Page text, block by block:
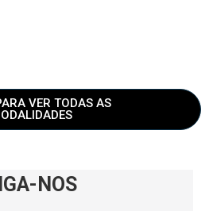
VER TODAS AS
NOS